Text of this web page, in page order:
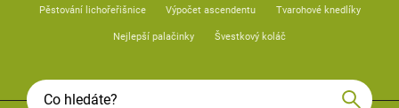
Pěstování lichořeřišnice Výpočet ascendentu Tvarohové knedlíky
Nejlepší palačinky Švestkový koláč